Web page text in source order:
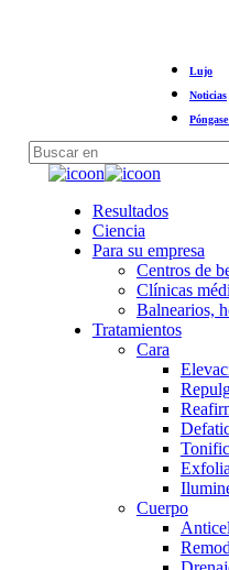
Lujo
Noticias
Cerrar
Menú
Resultados
Ciencia
Para su empresa
Centros de
Clínicas
Balnearios,
Tratamientos
Cara
Cuerpo